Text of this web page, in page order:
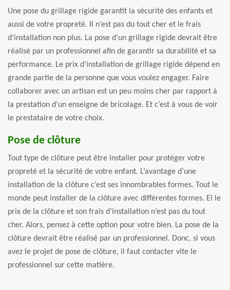
Une pose du grillage rigide garantit la sécurité des enfants et
aussi de votre propreté. Il n’est pas du tout cher et le frais
d’installation non plus. La pose d’un grillage rigide devrait être
réalisé par un professionnel afin de garantir sa durabilité et sa
performance. Le prix d’installation de grillage rigide dépend en
grande partie de la personne que vous voulez engager. Faire
collaborer avec un artisan est un peu moins cher par rapport à
la prestation d’un enseigne de bricolage. Et c’est à vous de voir
le prestataire de votre choix.
Pose de clôture
Tout type de clôture peut être installer pour protéger votre
propreté et la sécurité de votre enfant. L’avantage d’une
installation de la clôture c’est ses innombrables formes. Tout le
monde peut installer de la clôture avec différentes formes. El le
prix de la clôture et son frais d’installation n’est pas du tout
cher. Alors, pensez à cette option pour votre bien. La pose de la
clôture devrait être réalisé par un professionnel. Donc, si vous
avez le projet de pose de clôture, il faut contacter vite le
professionnel sur cette matière.